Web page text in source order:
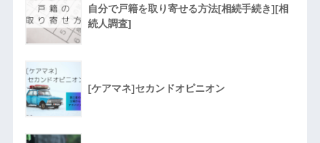
自分で戸籍を取り寄せる方法[相続手続き][相
続人調査]
[ケアマネ]セカンドオピニオン